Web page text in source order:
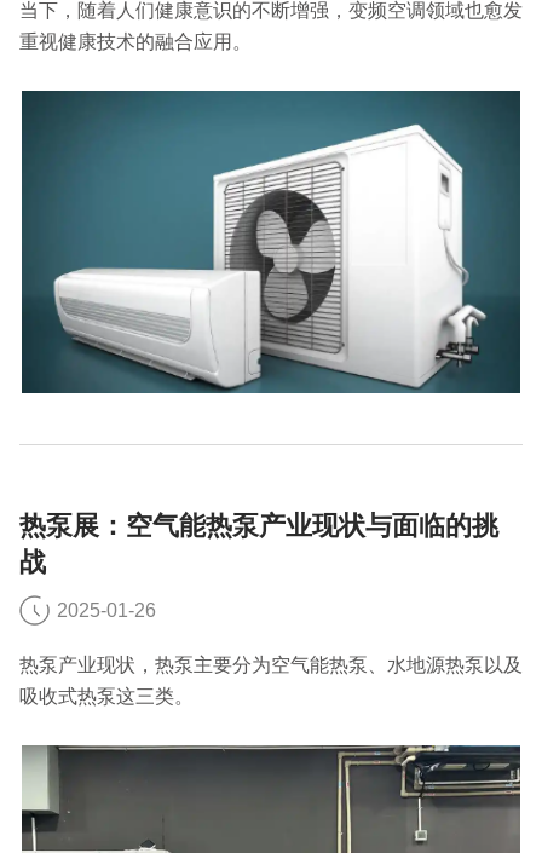
当下，随着人们健康意识的不断增强，变频空调领域也愈发
重视健康技术的融合应用。
热泵展：空气能热泵产业现状与面临的挑
战
2025-01-26
热泵产业现状，热泵主要分为空气能热泵、水地源热泵以及
吸收式热泵这三类。